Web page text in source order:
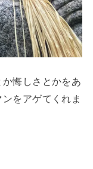
悔しさとかをあ
をアゲてくれま